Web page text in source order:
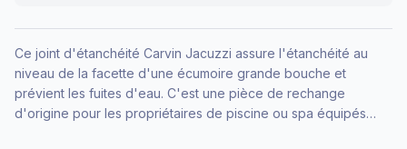
Ce joint d'étanchéité Carvin Jacuzzi assure l'étanchéité au
niveau de la facette d'une écumoire grande bouche et
prévient les fuites d'eau. C'est une pièce de rechange
d'origine pour les propriétaires de piscine ou spa équipés